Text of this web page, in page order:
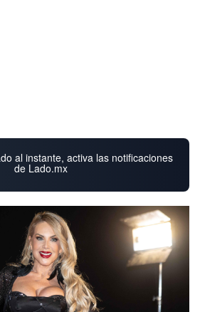
al instante, activa las notificaciones
de Lado.mx